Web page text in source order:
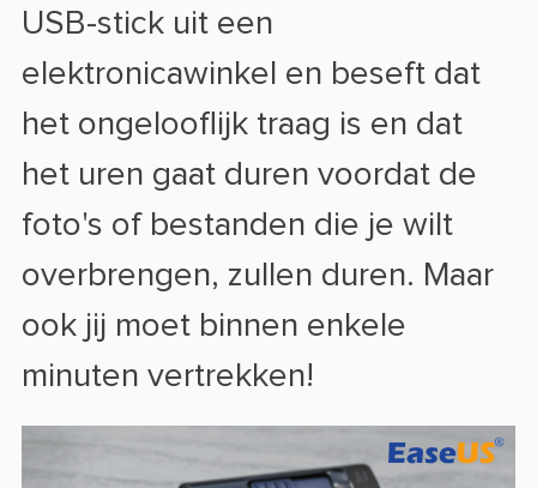
USB-stick uit een
elektronicawinkel en beseft dat
het ongelooflijk traag is en dat
het uren gaat duren voordat de
foto's of bestanden die je wilt
overbrengen, zullen duren. Maar
ook jij moet binnen enkele
minuten vertrekken!